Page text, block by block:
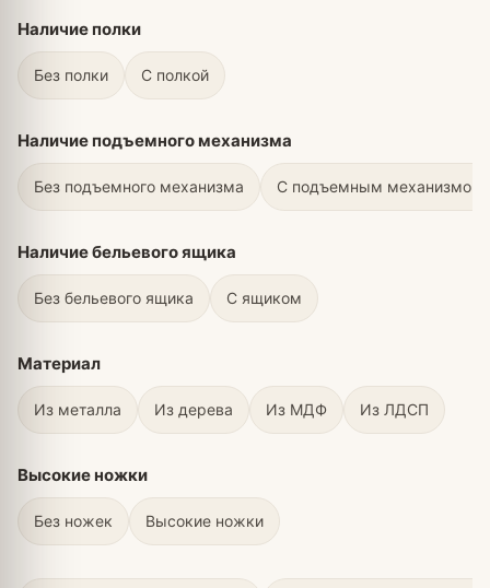
Наличие полки
Без полки С полкой
Наличие подъемного механизма
Без подъемного механизма С подъемным механизмом
Наличие бельевого ящика
Без бельевого ящика С ящиком
Материал
Из металла Из дерева Из МДФ Из ЛДСП
Высокие ножки
Без ножек Высокие ножки